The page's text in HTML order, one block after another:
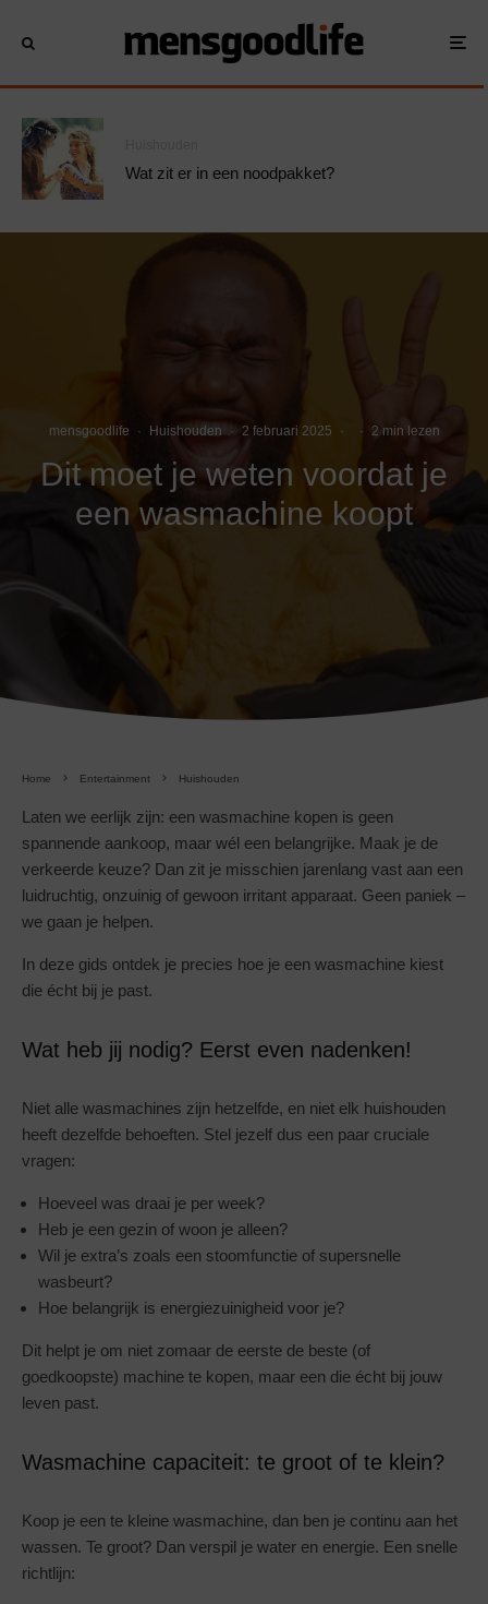
Wat zit er in een noodpakket?
mensgoodlife · Huishouden · 2 februari 2025 · · 2 min lezen
Dit moet je weten voordat je
een wasmachine koopt
Home Entertainment Huishouden
Laten we eerlijk zijn: een wasmachine kopen is geen
spannende aankoop, maar wél een belangrijke. Maak je de
verkeerde keuze? Dan zit je misschien jarenlang vast aan een
luidruchtig, onzuinig of gewoon irritant apparaat. Geen paniek –
we gaan je helpen.
In deze gids ontdek je precies hoe je een wasmachine kiest
die écht bij je past.
Wat heb jij nodig? Eerst even nadenken!
Niet alle wasmachines zijn hetzelfde, en niet elk huishouden
heeft dezelfde behoeften. Stel jezelf dus een paar cruciale
vragen:
Hoeveel was draai je per week?
Heb je een gezin of woon je alleen?
Wil je extra’s zoals een stoomfunctie of supersnelle
wasbeurt?
Hoe belangrijk is energiezuinigheid voor je?
Dit helpt je om niet zomaar de eerste de beste (of
goedkoopste) machine te kopen, maar een die écht bij jouw
leven past.
Wasmachine capaciteit: te groot of te klein?
Koop je een te kleine wasmachine, dan ben je continu aan het
wassen. Te groot? Dan verspil je water en energie. Een snelle
richtlijn: